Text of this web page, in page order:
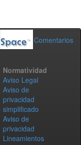
Comentarios
Normatividad
Aviso Legal
Aviso de
privacidad
simplificado
Aviso de
privacidad
Lineamientos